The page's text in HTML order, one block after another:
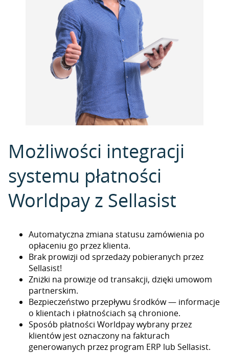
Możliwości integracji
systemu płatności
Worldpay z Sellasist
Automatyczna zmiana statusu zamówienia po
opłaceniu go przez klienta.
Brak prowizji od sprzedaży pobieranych przez
Sellasist!
Zniżki na prowizje od transakcji, dzięki umowom
partnerskim.
Bezpieczeństwo przepływu środków — informacje
o klientach i płatnościach są chronione.
Sposób płatności Worldpay wybrany przez
klientów jest oznaczony na fakturach
generowanych przez program ERP lub Sellasist.